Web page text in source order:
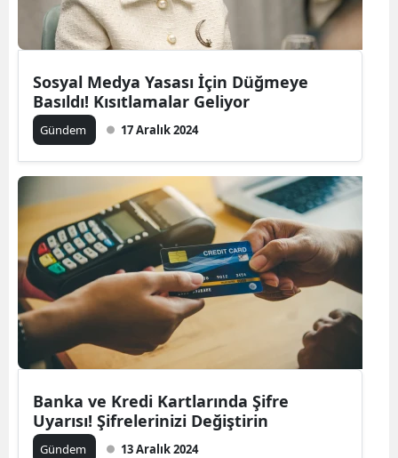
Sosyal Medya Yasası İçin Düğmeye
Basıldı! Kısıtlamalar Geliyor
Gündem 17 Aralık 2024
Banka ve Kredi Kartlarında Şifre
Uyarısı! Şifrelerinizi Değiştirin
Gündem 13 Aralık 2024